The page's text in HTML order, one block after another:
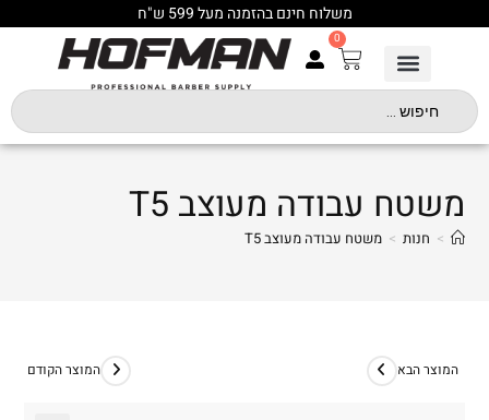
משלוח חינם בהזמנה מעל 599 ש"ח
0
משטח עבודה מעוצב T5
> חנות > משטח עבודה מעוצב T5
המוצר הקודם המוצר הבא